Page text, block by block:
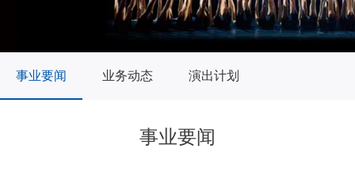
事业要闻 业务动态 演出计划
事业要闻